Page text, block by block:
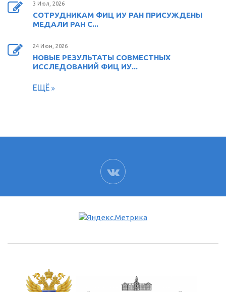
3 Июл, 2026
СОТРУДНИКАМ ФИЦ ИУ РАН ПРИСУЖДЕНЫ
МЕДАЛИ РАН С...
24 Июн, 2026
НОВЫЕ РЕЗУЛЬТАТЫ СОВМЕСТНЫХ
ИССЛЕДОВАНИЙ ФИЦ ИУ...
ЕЩЁ
ВК